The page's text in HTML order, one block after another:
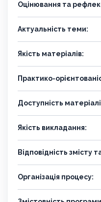
Оцінювання та
Актуальність теми:
Якість матеріалів:
Практико-
Доступність
Якість викладання:
Відповідність змісту
Організація процесу: